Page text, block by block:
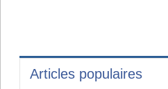
Articles populaires